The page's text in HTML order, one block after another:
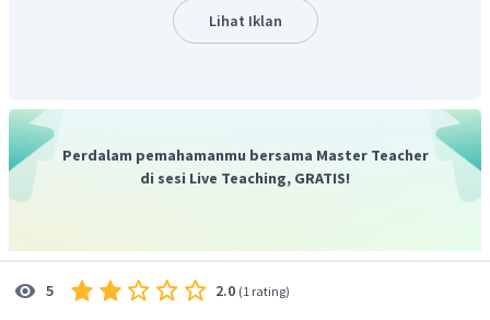
Lihat Iklan
Perdalam pemahamanmu bersama Master Teacher
di sesi Live Teaching, GRATIS!
5 2.0 (1 rating)